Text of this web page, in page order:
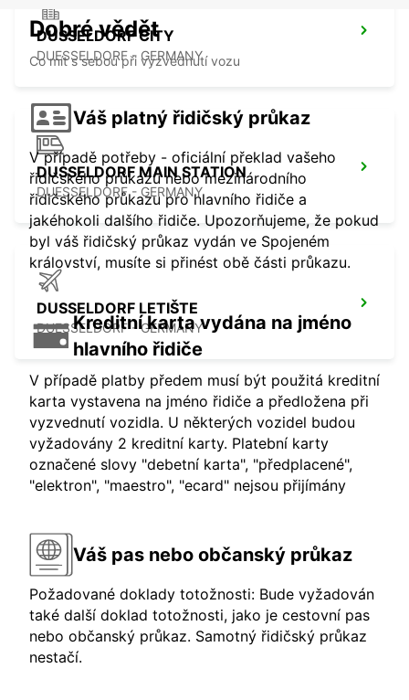
DUSSELDORF CITY
DUESSELDORF - GERMANY
DUSSELDORF MAIN STATION
DUESSELDORF - GERMANY
DUSSELDORF LETIŠTE
DUESSELDORF - GERMANY
Dobré vědět
Co mít s sebou při vyzvednutí vozu
Váš platný řidičský průkaz
V případě potřeby - oficiální překlad vašeho
řidičského průkazu nebo mezinárodního
řidičského průkazu pro hlavního řidiče a
jakéhokoli dalšího řidiče. Upozorňujeme, že pokud
byl váš řidičský průkaz vydán ve Spojeném
království, musíte si přinést obě části průkazu.
Kreditní karta vydána na jméno
hlavního řidiče
V případě platby předem musí být použitá kreditní
karta vystavena na jméno řidiče a předložena při
vyzvednutí vozidla. U některých vozidel budou
vyžadovány 2 kreditní karty. Platební karty
označené slovy "debetní karta", "předplacené",
"elektron", "maestro", "ecard" nejsou přijímány
Váš pas nebo občanský průkaz
Požadované doklady totožnosti: Bude vyžadován
také další doklad totožnosti, jako je cestovní pas
nebo občanský průkaz. Samotný řidičský průkaz
nestačí.